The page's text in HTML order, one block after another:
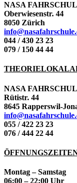
NASA
Oberwiesenstr. 44
8050 Zürich
044 / 430 23 23
079 / 150 44 44
NASA
Rütistr. 44
8645 Rapperswil-
055 / 422 23 23
076 / 444 22 44
Montag – Samstag
06:00 – 22:00 Uhr